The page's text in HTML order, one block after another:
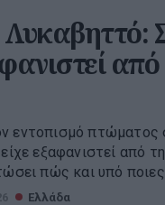
εντοπισμό
εξαφανιστεί από
πώς και υπό ποιες
Ελλάδα